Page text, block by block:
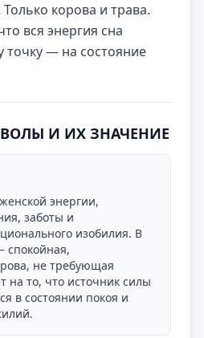
корова и трава.
вся энергия сна
точку — на состояние
И ИХ ЗНАЧЕНИЕ
энергии,
заботы и
изобилия. В
спокойная,
не требующая
на то, что источник силы
в состоянии покоя и